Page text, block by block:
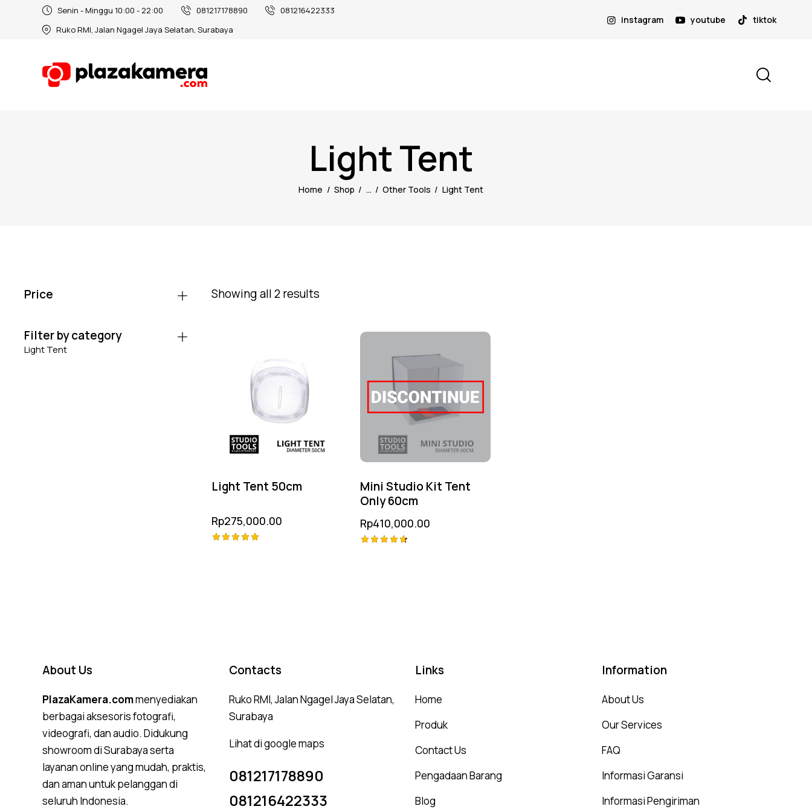
Senin - Minggu 10:00 - 22:00 081217178890
081216422333
Ruko RMI, Jalan Ngagel Jaya Selatan, Surabaya
instagram youtube tiktok
Light Tent
Home Shop ... Other Tools Light Tent
Showing all 2 results
Light Tent 50cm
Rp275,000.00
Mini Studio Kit Tent
Only 60cm
Rp410,000.00
Price
Filter by category
Light Tent
About Us
PlazaKamera.commenyediakan
berbagai aksesoris fotografi,
videografi, dan audio. Didukung
showroom di Surabaya serta
layanan online yang mudah, praktis,
dan aman untuk pelanggan di
seluruh Indonesia.
Contacts
Ruko RMI, Jalan Ngagel Jaya Selatan,
Surabaya
Lihat di google maps
081217178890
081216422333
Links
Home
Produk
Contact Us
Pengadaan Barang
Blog
Information
About Us
Our Services
FAQ
Informasi Garansi
Informasi Pengiriman